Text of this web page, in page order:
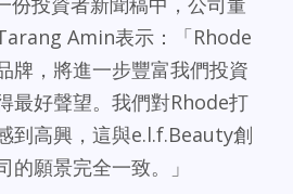
Amin表示：「Rhode
牌，將進一步豐富我們投資
最好聲望。我們對Rhode打
到高興，這與e.l.f.Beauty創
的願景完全一致。」